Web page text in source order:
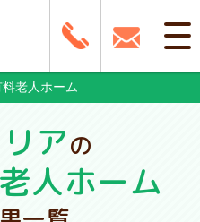
老人ホーム
アの
人ホーム